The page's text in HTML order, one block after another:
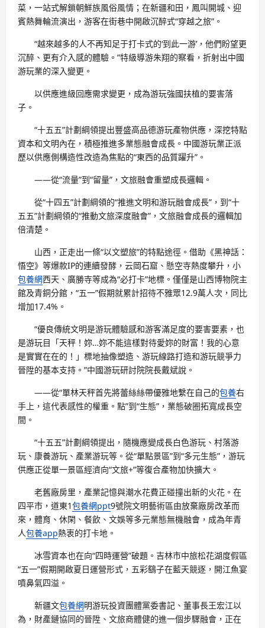
菜，一站式解鎖朝鮮族風俗風情；在新疆和田，鳳叫開城、迎
賓熱舞輪流演出，游客在街巷中開啟沉醉式“穿越之旅”。
“越來越多的人不再知足于打卡式的‘到此一游’，他們盼望更
沉醉、更有介入感的體驗。”特級導游朱翔的察看，折射出中國
游玩業的深入變更。
以供應進級回應需求變更，成為游玩強國扶植的要害落
子。
“十五五”計劃綱領提出豐盛高品德游玩產物供應，深挖特點
資本和文明內在，積極推進多業態融會成長。中國游玩業正派
歷以供應側構造性改造為焦點的“東西的品質躍升”。
——從“流量”到“留量”，文旅融會重塑成長邏輯。
從“十四五”計劃綱領的“推進文明和游玩融會成長”，到“十
五五”計劃綱領的“推動文旅深度融會”，文旅融會成長的邏輯加
倍清楚。
山西，正走出一條“以文塑旅”的特點途徑。借助《黑神話：
悟空》等爆款IP的連續發酵，云岡石窟、懸空寺熱度攀升，小
包養網西天、廣勝寺等成為“必打卡”地標。僅僅是山西博物院主
館及青銅分館，“五一”假期就累計招待不雅眾12.9萬人次，同比
增加17.4%。
“優良傳統文明是游玩體驗感和游客滿足度的要害要素，也
是游玩目「天秤！妳…妳不能這樣對待愛妳的財富！我的心意
是實實在在的！」標地抽像塑造、游玩線路打造和游玩競爭力
晉陞的基本支持。”中國游玩研討院院長戴斌說。
——從“單林天秤首先將蕾絲絲帶優雅地繫在自己的包養右
手上，這代表感性的權重。點”到“生態”，業態破圈拓寬成長空
間。
“十五五”計劃綱領提出，隨機應變成長白色游玩、村落游
玩、康養游玩、產業游玩等。從“單點景區”到“多元生態”，游玩
供應正從單一景區經濟向“文旅+”等復合產物加快擴大。
老舊廠房里，產業記憶與潮水花費正碰撞出新的火花。在
四平市，道東1包養網ppt9號院文明藝術區由放棄廠房改革而
來，體育、休閑、餐飲、文娛等多元業態無機融會，成為年青
人包養app熱衷的打卡地。
冰雪資本也在向“四時運營”破題。吉林市中旅松花湖度假區
“五一”假期開啟夏日運營形式，五彩鷂子在藍天競逐，開江魚宴
噴鼻氣四溢。
新疆文包養網明游玩投資團體黨委書記、董事長王宏江以
為，財產鏈協同的晉陞、文旅商體健的進一個步驟融會，正在